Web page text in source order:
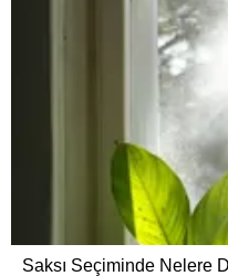
Saksı Seçiminde Nelere